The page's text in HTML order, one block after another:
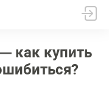
как купить